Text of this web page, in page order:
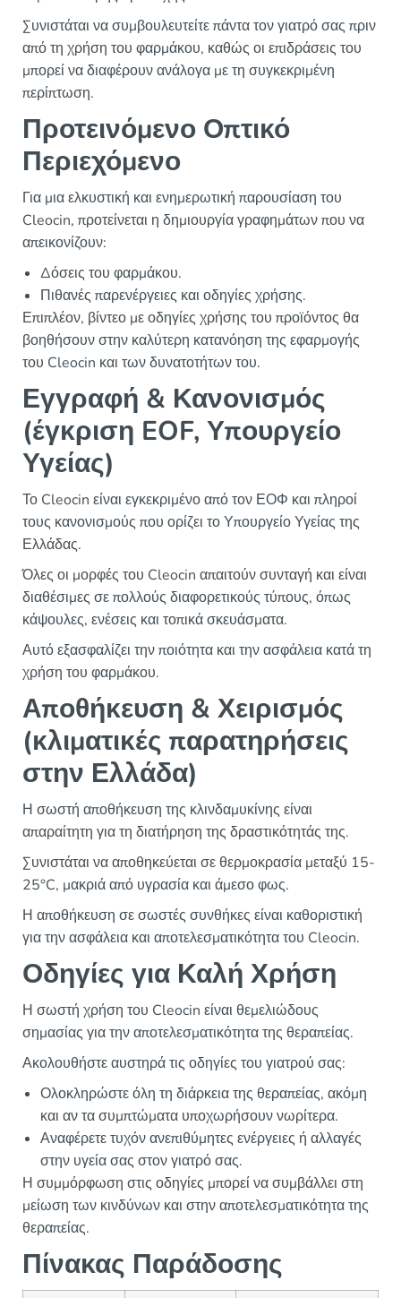
Συνιστάται να συμβουλευτείτε πάντα τον γιατρό σας πριν
από τη χρήση του φαρμάκου, καθώς οι επιδράσεις του
μπορεί να διαφέρουν ανάλογα με τη συγκεκριμένη
περίπτωση.
Προτεινόμενο Οπτικό
Περιεχόμενο
Για μια ελκυστική και ενημερωτική παρουσίαση του
Cleocin, προτείνεται η δημιουργία γραφημάτων που να
απεικονίζουν:
Δόσεις του φαρμάκου.
Πιθανές παρενέργειες και οδηγίες χρήσης.
Επιπλέον, βίντεο με οδηγίες χρήσης του προϊόντος θα
βοηθήσουν στην καλύτερη κατανόηση της εφαρμογής
του Cleocin και των δυνατοτήτων του.
Εγγραφή & Κανονισμός
(έγκριση EOF, Υπουργείο
Υγείας)
Το Cleocin είναι εγκεκριμένο από τον ΕΟΦ και πληροί
τους κανονισμούς που ορίζει το Υπουργείο Υγείας της
Ελλάδας.
Όλες οι μορφές του Cleocin απαιτούν συνταγή και είναι
διαθέσιμες σε πολλούς διαφορετικούς τύπους, όπως
κάψουλες, ενέσεις και τοπικά σκευάσματα.
Αυτό εξασφαλίζει την ποιότητα και την ασφάλεια κατά τη
χρήση του φαρμάκου.
Αποθήκευση & Χειρισμός
(κλιματικές παρατηρήσεις
στην Ελλάδα)
Η σωστή αποθήκευση της κλινδαμυκίνης είναι
απαραίτητη για τη διατήρηση της δραστικότητάς της.
Συνιστάται να αποθηκεύεται σε θερμοκρασία μεταξύ 15-
25°C, μακριά από υγρασία και άμεσο φως.
Η αποθήκευση σε σωστές συνθήκες είναι καθοριστική
για την ασφάλεια και αποτελεσματικότητα του Cleocin.
Οδηγίες για Καλή Χρήση
Η σωστή χρήση του Cleocin είναι θεμελιώδους
σημασίας για την αποτελεσματικότητα της θεραπείας.
Ακολουθήστε αυστηρά τις οδηγίες του γιατρού σας:
Ολοκληρώστε όλη τη διάρκεια της θεραπείας, ακόμη
και αν τα συμπτώματα υποχωρήσουν νωρίτερα.
Αναφέρετε τυχόν ανεπιθύμητες ενέργειες ή αλλαγές
στην υγεία σας στον γιατρό σας.
Η συμμόρφωση στις οδηγίες μπορεί να συμβάλλει στη
μείωση των κινδύνων και στην αποτελεσματικότητα της
θεραπείας.
Πίνακας Παράδοσης